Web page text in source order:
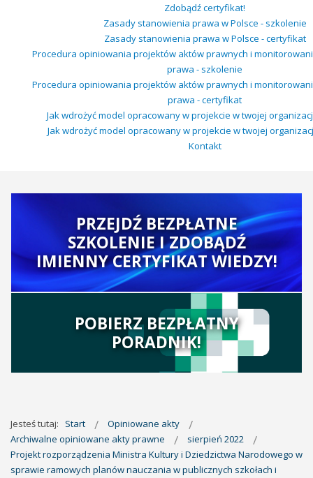
Zdobądź certyfikat!
Zasady stanowienia prawa w Polsce - szkolenie
Zasady stanowienia prawa w Polsce - certyfikat
Procedura opiniowania projektów aktów prawnych i
prawa - szkolenie
Procedura opiniowania projektów aktów prawnych i
prawa - certyfikat
Jak wdrożyć model opracowany w projekcie w twojej
Jak wdrożyć model opracowany w projekcie w twojej
Kontakt
PRZEJDŹ BEZPŁATNE
SZKOLENIE I ZDOBĄDŹ
IMIENNY CERTYFIKAT WIEDZY!
POBIERZ BEZPŁATNY
PORADNIK!
Jesteś tutaj: Start
Opiniowane akty
Archiwalne opiniowane akty prawne
sierpień 2022
Projekt rozporządzenia Ministra Kultury i Dziedzictwa Narodowego w
sprawie ramowych planów nauczania w publicznych szkołach i